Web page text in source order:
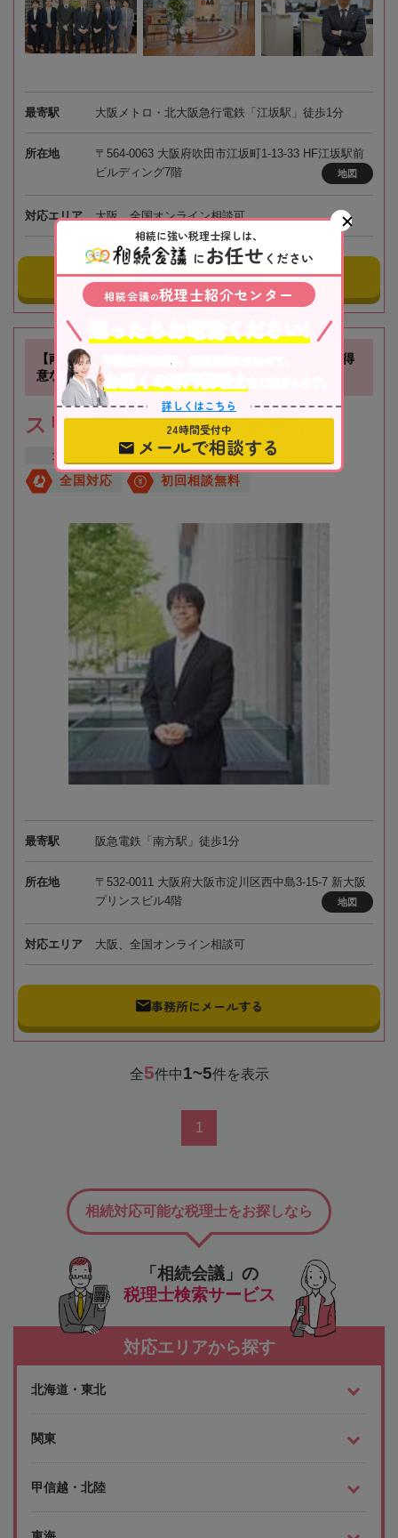
最寄駅 大阪メトロ・北大阪急行電鉄「江坂駅」徒歩1分
所在地
〒564-0063 大阪府吹田市江坂町1-13-33 HF江坂駅前
ビルディング7階
地図
対応エリア 大阪、全国オンライン相談可
事務所にメールする
【南方駅徒歩1分】不動産に関する相続や相続税対策が得
意な税理士事務所です
スリーアローズ税理士事務所
大阪府 大阪市 新大阪駅
全国対応 初回相談無料
最寄駅 阪急電鉄「南方駅」徒歩1分
所在地
〒532-0011 大阪府大阪市淀川区西中島3-15-7 新大阪
プリンスビル4階
地図
対応エリア 大阪、全国オンライン相談可
事務所にメールする
全5件中1~5件を表示
1
「相続会議」の
税理士検索サービス
相続対応可能な税理士をお探しなら
対応エリアから探す
北海道・東北
関東
甲信越・北陸
相続に強い税理士探しは、
にお任せ ください
相続会議の税理士紹介センター
不動産や株式等、相続資産に合わせて、
お近くの専門税理士
をご紹介します。
詳しくはこちら
24時間受付中
メールで相談する